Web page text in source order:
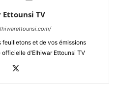
Ettounsi TV
et de vos émissions
officielle d'Elhiwar Ettounsi TV